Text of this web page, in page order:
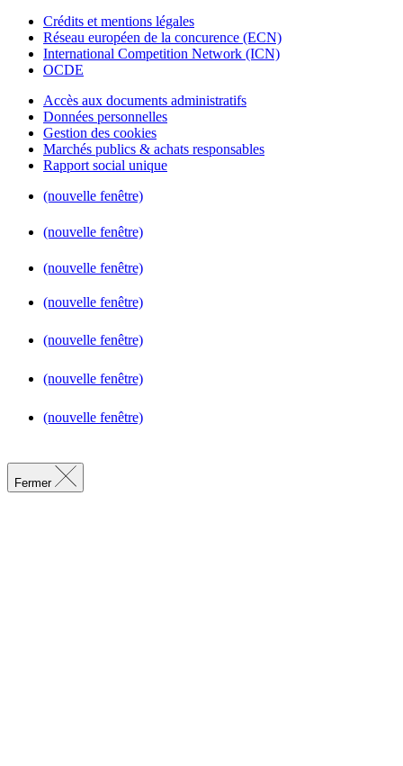
Crédits et mentions légales
Réseau européen de la concurence (ECN)
International Competition Network (ICN)
OCDE
Accès aux documents administratifs
Données personnelles
Gestion des cookies
Marchés publics & achats responsables
Rapport social unique
(nouvelle fenêtre)
(nouvelle fenêtre)
(nouvelle fenêtre)
(nouvelle fenêtre)
(nouvelle fenêtre)
(nouvelle fenêtre)
(nouvelle fenêtre)
Fermer